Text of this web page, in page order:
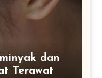
dan
Terawat